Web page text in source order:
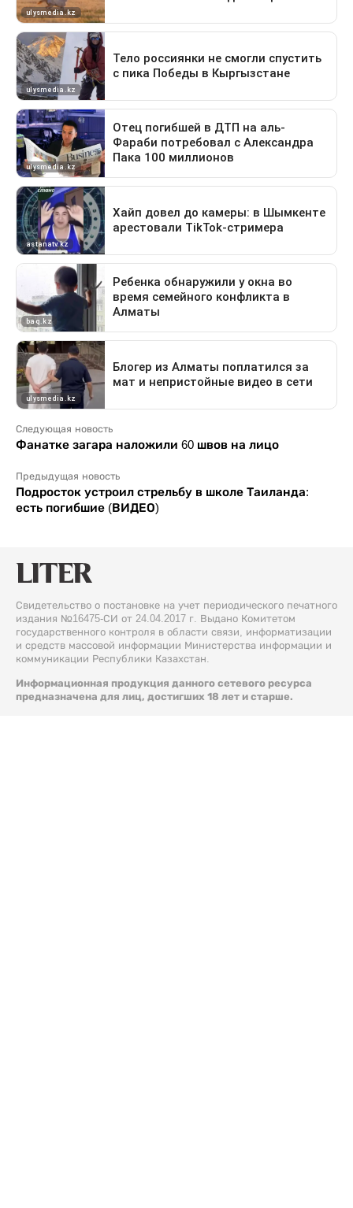
Следующая новость
Фанатке загара наложили 60 швов на лицо
Предыдущая новость
Подросток устроил стрельбу в школе Таиланда:
есть погибшие (ВИДЕО)
Свидетельство о постановке на учет периодического печатного
издания №16475-СИ от 24.04.2017 г. Выдано Комитетом
государственного контроля в области связи, информатизации
и средств массовой информации Министерства информации и
коммуникации Республики Казахстан.
Информационная продукция данного сетевого ресурса
предназначена для лиц, достигших 18 лет и старше.